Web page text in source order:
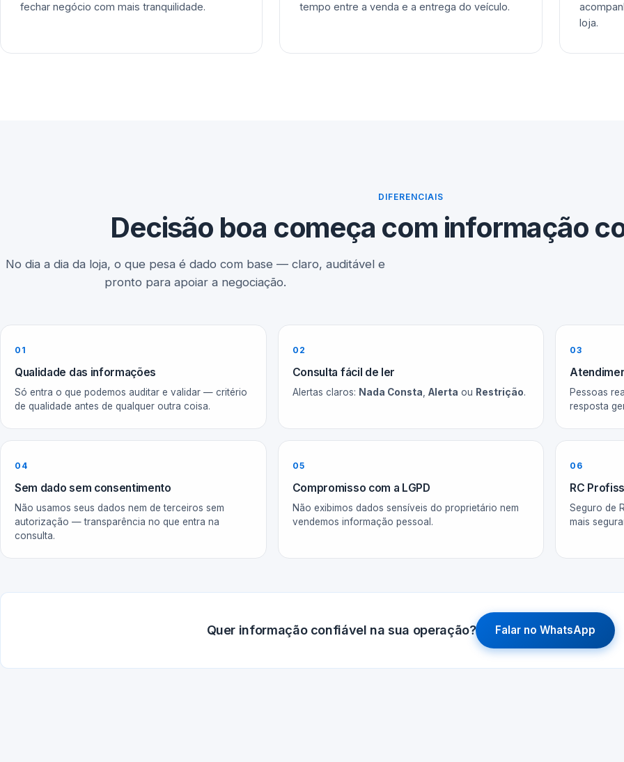
fechar negócio com mais tranquilidade.
tempo entre a venda e a entrega do veículo.
loja.
DIFERENCIAIS
Decisão boa começa com informação
No dia a dia da loja, o que pesa é dado com base — claro, auditável e
pronto para apoiar a negociação.
01
Qualidade das informações
Só entra o que podemos auditar e validar — critério
de qualidade antes de qualquer outra coisa.
02
Consulta fácil de ler
Alertas claros: Nada Consta Alerta ou Restrição.
03
Pessoas
resposta
04
Sem dado sem consentimento
Não usamos seus dados nem de terceiros sem
autorização — transparência no que entra na
consulta.
05
Compromisso com a LGPD
Não exibimos dados sensíveis do proprietário nem
vendemos informação pessoal.
06
RC
Seguro de
mais
Quer informação confiável na sua operação? Falar no WhatsApp